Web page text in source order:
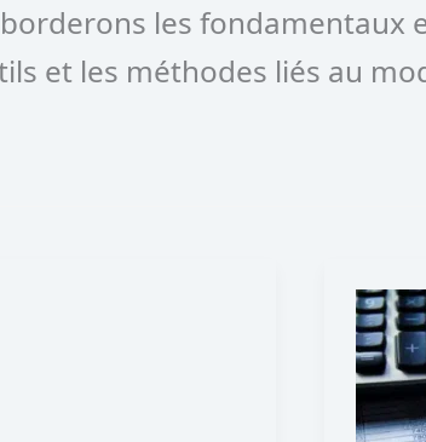
les fondamentaux
et les méthodes liés au
Quel
est
le
coût